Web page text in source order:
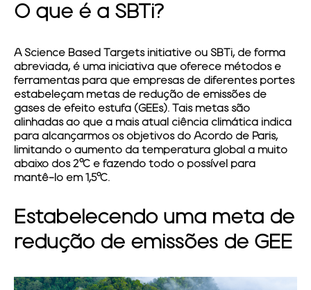
O que é a SBTi?
A Science Based Targets initiative ou SBTi, de forma
abreviada, é uma iniciativa que oferece métodos e
ferramentas para que empresas de diferentes portes
estabeleçam metas de redução de emissões de
gases de efeito estufa (GEEs). Tais metas são
alinhadas ao que a mais atual ciência climática indica
para alcançarmos os objetivos do Acordo de Paris,
limitando o aumento da temperatura global a muito
abaixo dos 2°C e fazendo todo o possível para
mantê-lo em 1,5°C.
Estabelecendo uma meta de
redução de emissões de GEE